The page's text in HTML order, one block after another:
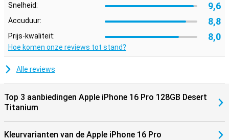
Snelheid: 9,6
Accuduur: 8,8
Prijs-kwaliteit: 8,0
Hoe komen onze reviews tot stand?
Alle reviews
Top 3 aanbiedingen Apple iPhone 16 Pro 128GB Desert
Titanium
Kleurvarianten van de Apple iPhone 16 Pro